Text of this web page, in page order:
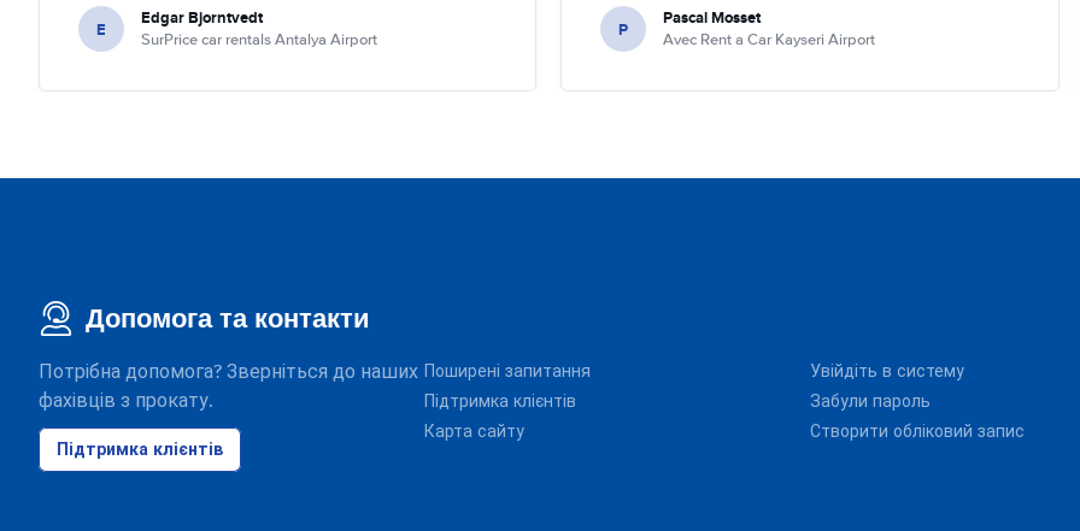
E Edgar Bjorntvedt
SurPrice car rentals Antalya Airport P Pascal Mosset
Avec Rent a Car Kayseri Airport
Допомога та контакти
Потрібна допомога? Зверніться до наших
фахівців з прокату.
Підтримка клієнтів
Поширені запитання
Підтримка клієнтів
Карта сайту
Увійдіть в систему
Забули пароль
Створити обліковий запис